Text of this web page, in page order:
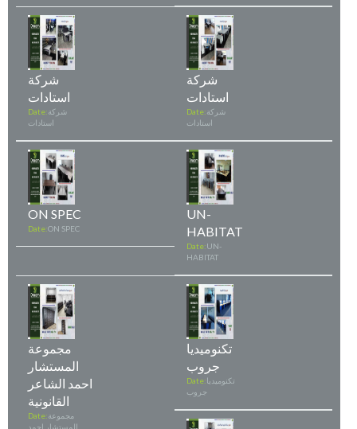
شركة
استادات
Date:شركة
استادات
شركة
استادات
Date:شركة
استادات
ON SPEC
Date:ON SPEC
UN-
HABITAT
Date:UN-
HABITAT
مجموعة
المستشار
احمد الشاعر
القانونية
Date:مجموعة
المستشار احمد
تكنوميديا
جروب
Date:تكنوميديا
جروب